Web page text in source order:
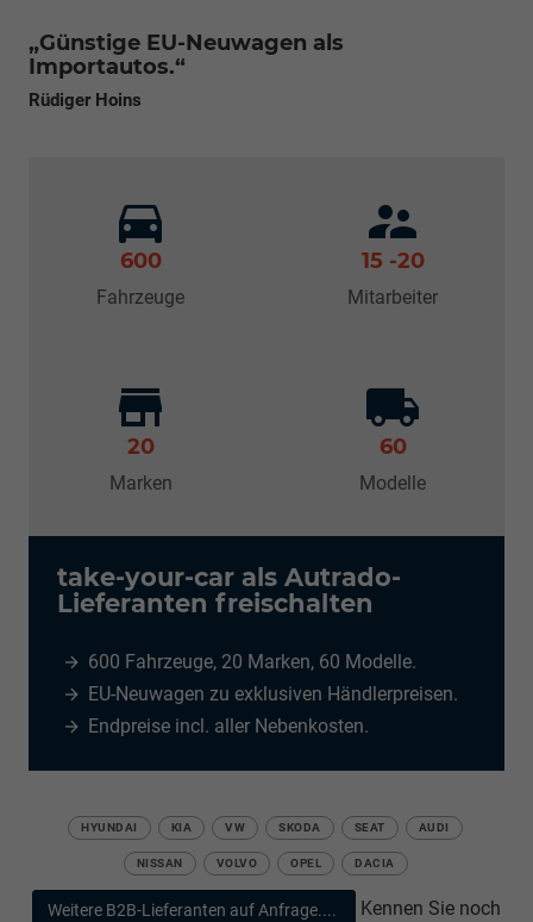
„Günstige EU-Neuwagen als
Importautos.“
Rüdiger Hoins
600
Fahrzeuge
15 -20
Mitarbeiter
20
Marken
60
Modelle
take-your-car als Autrado-
Lieferanten freischalten
600 Fahrzeuge, 20 Marken, 60 Modelle.
EU-Neuwagen zu exklusiven Händlerpreisen.
Endpreise incl. aller Nebenkosten.
HYUNDAI KIA VW SKODA SEAT AUDI
NISSAN VOLVO OPEL DACIA
Weitere B2B-Lieferanten auf Anfrage....
Kennen Sie noch